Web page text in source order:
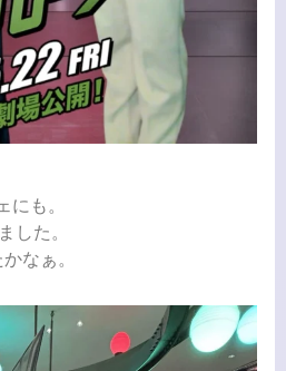
にも。
した。
なぁ。